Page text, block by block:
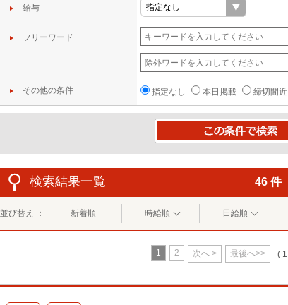
給与
フリーワード
その他の条件 指定なし 本日掲載 締切間近
検索結果一覧 46 件
並び替え ： 新着順 時給順 日給順
1 2 次へ > 最後へ>> (